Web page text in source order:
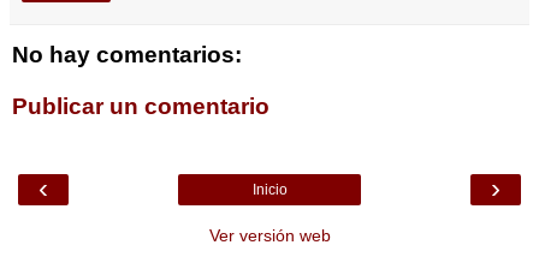
No hay comentarios:
Publicar un comentario
‹ ›
Inicio
Ver versión web